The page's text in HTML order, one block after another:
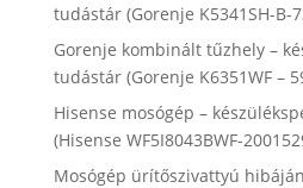
tudástár (Gorenje K5341SH-B-
Gorenje kombinált tűzhely –
tudástár (Gorenje K6351WF –
Hisense mosógép –
(Hisense WF5I8043BWF-
Mosógép ürítőszivattyú